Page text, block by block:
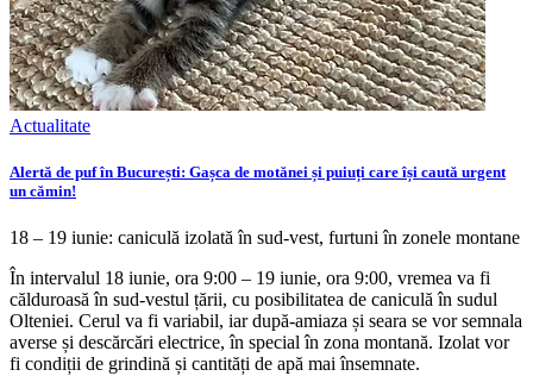
Actualitate
Alertă de puf în București: Gașca de motănei și puiuți care își caută urgent
un cămin!
18 – 19 iunie: caniculă izolată în sud-vest, furtuni în zonele montane
În intervalul 18 iunie, ora 9:00 – 19 iunie, ora 9:00, vremea va fi
călduroasă în sud-vestul țării, cu posibilitatea de caniculă în sudul
Olteniei. Cerul va fi variabil, iar după-amiaza și seara se vor semnala
averse și descărcări electrice, în special în zona montană. Izolat vor
fi condiții de grindină și cantități de apă mai însemnate.